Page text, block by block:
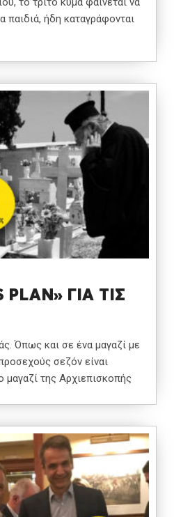
παιδιά, ήδη καταγράφονται
PLAN» ΓΙΑ ΤΙΣ
Όπως και σε ένα μαγαζί με
σεζόν είναι
μαγαζί της Αρχιεπισκοπής